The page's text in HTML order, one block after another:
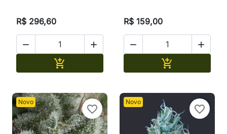
R$ 296,60
 

R$ 159,00
 

Novo
favorite_border
Novo
favorite_border